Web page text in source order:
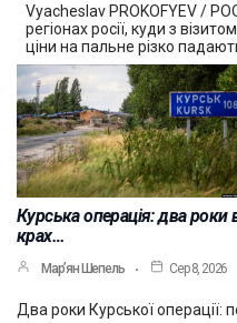
Vyacheslav PROKOFYEV /
регіонах росії, куди з
ціни на пальне різко
Курська операція: два роки
крах…
Мар’ян Шепель Сер 8, 2026
Два роки Курської операції: